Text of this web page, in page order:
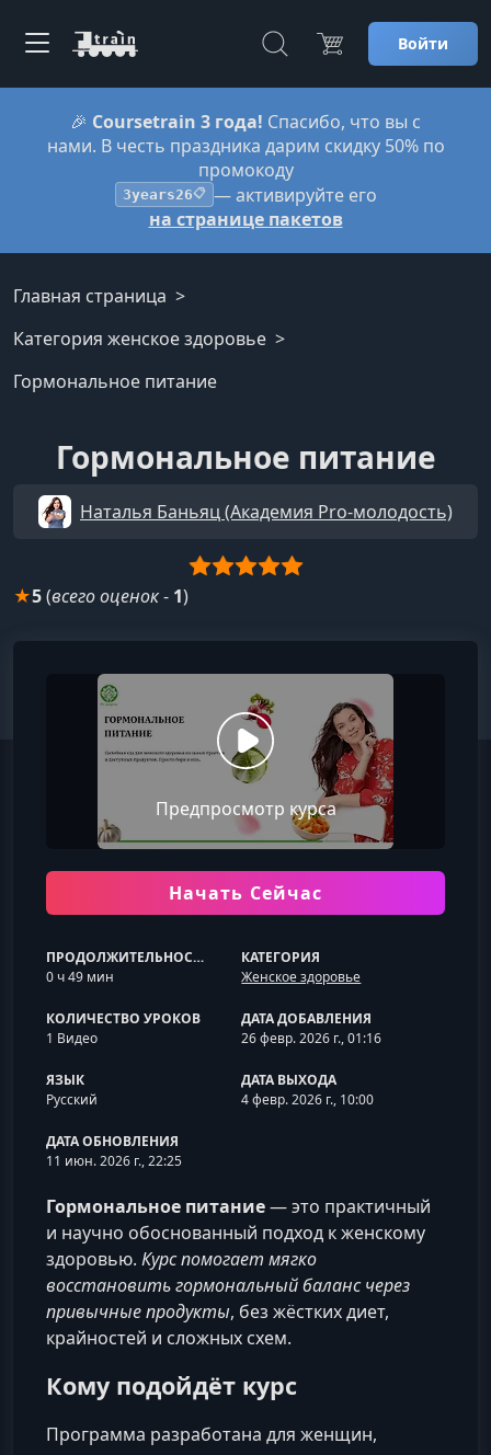
Войти
🎉 Coursetrain 3 года! Спасибо, что вы с
нами. В честь праздника дарим скидку 50% по
промокоду
3years26📋 — активируйте его
на странице пакетов
Главная страница
Категория женское здоровье
Гормональное питание
Гормональное питание
Наталья Баньяц (Академия Pro-молодость)
★5(всего оценок- 1)
Предпросмотр курса
Начать Сейчас
ПРОДОЛЖИТЕЛЬНОСТЬ
0 ч 49 мин
КАТЕГОРИЯ
Женское здоровье
КОЛИЧЕСТВО УРОКОВ
1 Видео
ДАТА ДОБАВЛЕНИЯ
26 февр. 2026 г., 01:16
ЯЗЫК
Русский
ДАТА ВЫХОДА
4 февр. 2026 г., 10:00
ДАТА ОБНОВЛЕНИЯ
11 июн. 2026 г., 22:25
Гормональное питание— это практичный
и научно обоснованный подход к женскому
здоровью. Курс помогает мягко
восстановить гормональный баланс через
привычные продукты, без жёстких диет,
крайностей и сложных схем.
Кому подойдёт курс
Программа разработана для женщин,